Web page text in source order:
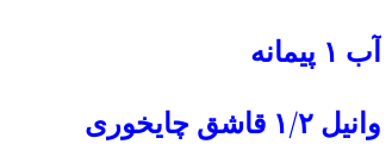
آب ۱ پیمانه
وانیل ۱/۲ قاشق چایخوری